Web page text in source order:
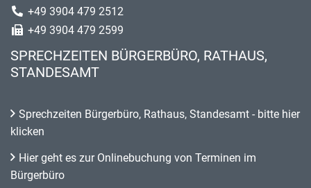
+49 3904 479 2512
+49 3904 479 2599
SPRECHZEITEN BÜRGERBÜRO, RATHAUS,
STANDESAMT
Sprechzeiten Bürgerbüro, Rathaus, Standesamt - bitte hier
klicken
Hier geht es zur Onlinebuchung von Terminen im
Bürgerbüro